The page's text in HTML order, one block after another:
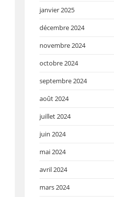
janvier 2025
décembre 2024
novembre 2024
octobre 2024
septembre 2024
août 2024
juillet 2024
juin 2024
mai 2024
avril 2024
mars 2024